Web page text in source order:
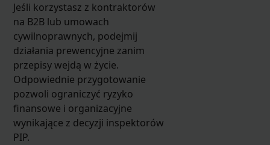
Jeśli korzystasz z kontraktorów
na B2B lub umowach
cywilnoprawnych, podejmij
działania prewencyjne zanim
przepisy wejdą w życie.
Odpowiednie przygotowanie
pozwoli ograniczyć ryzyko
finansowe i organizacyjne
wynikające z decyzji inspektorów
PIP.